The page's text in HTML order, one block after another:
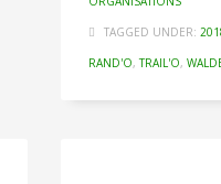
TAGGED UNDER:
RAND'O,TRAIL'O,